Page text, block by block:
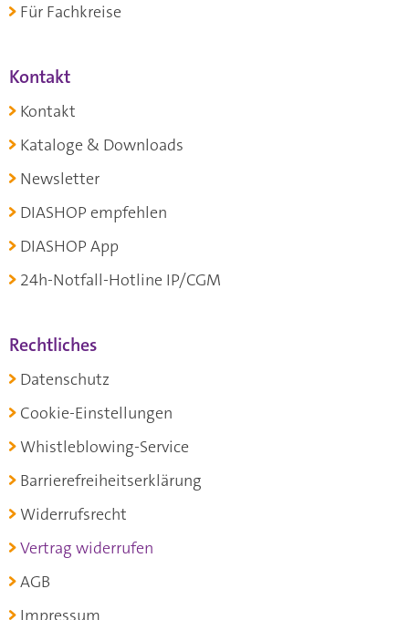
Für Fachkreise
Kontakt
Kontakt
Kataloge & Downloads
Newsletter
DIASHOP empfehlen
DIASHOP App
24h-Notfall-Hotline IP/CGM
Rechtliches
Datenschutz
Cookie-Einstellungen
Whistleblowing-Service
Barrierefreiheitserklärung
Widerrufsrecht
Vertrag widerrufen
AGB
Impressum